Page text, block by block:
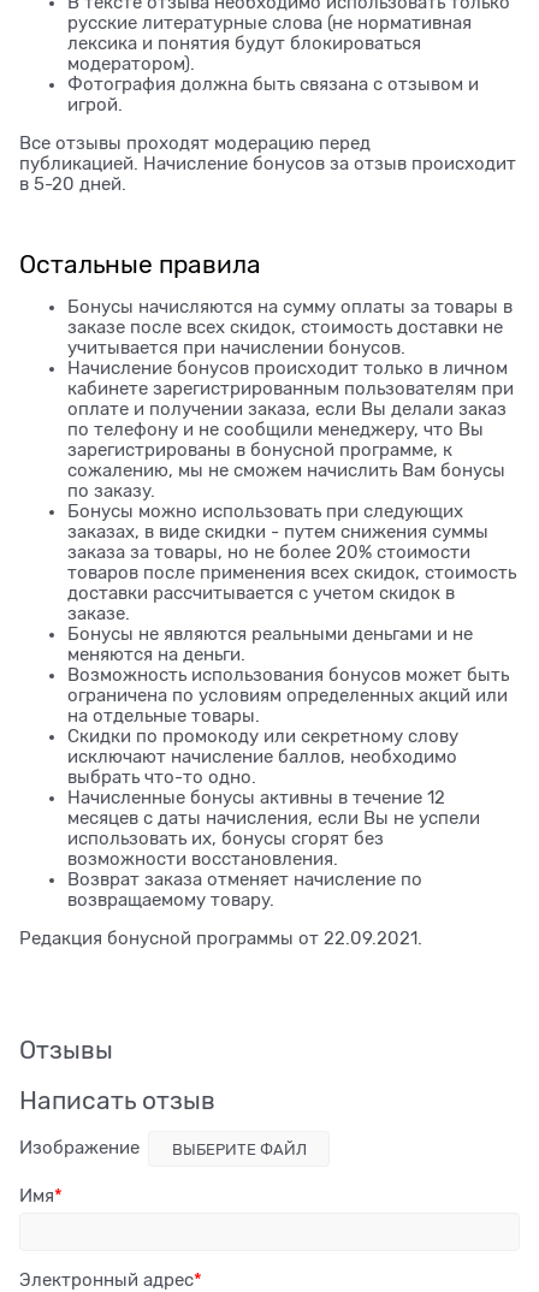
русские литературные слова (не нормативная
лексика и понятия будут блокироваться
модератором).
Фотография должна быть связана с отзывом и
игрой.
Все отзывы проходят модерацию перед
публикацией. Начисление бонусов за отзыв происходит
в 5-20 дней.
Остальные правила
Бонусы начисляются на сумму оплаты за товары в
заказе после всех скидок, стоимость доставки не
учитывается при начислении бонусов.
Начисление бонусов происходит только в личном
кабинете зарегистрированным пользователям при
оплате и получении заказа, если Вы делали заказ
по телефону и не сообщили менеджеру, что Вы
зарегистрированы в бонусной программе, к
сожалению, мы не сможем начислить Вам бонусы
по заказу.
Бонусы можно использовать при следующих
заказах, в виде скидки - путем снижения суммы
заказа за товары, но не более 20% стоимости
товаров после применения всех скидок, стоимость
доставки рассчитывается с учетом скидок в
заказе.
Бонусы не являются реальными деньгами и не
меняются на деньги.
Возможность использования бонусов может быть
ограничена по условиям определенных акций или
на отдельные товары.
Скидки по промокоду или секретному слову
исключают начисление баллов, необходимо
выбрать что-то одно.
Начисленные бонусы активны в течение 12
месяцев с даты начисления, если Вы не успели
использовать их, бонусы сгорят без
возможности восстановления.
Возврат заказа отменяет начисление по
возвращаемому товару.
Редакция бонусной программы от 22.09.2021.
Отзывы
Написать отзыв
Изображение ВЫБЕРИТЕ ФАЙЛ
Имя
Электронный адрес